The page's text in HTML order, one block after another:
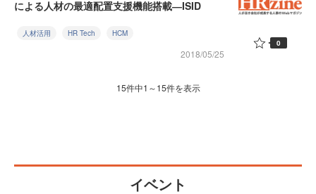
による人材の最適配置支援機能搭載―ISID
人材活用 HR Tech HCM
2018/05/25
0
15件中1～15件を表示
イベント